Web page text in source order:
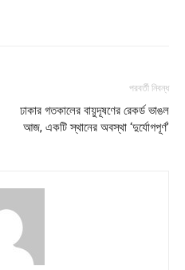
পরবর্তী নিবন্ধ
ঢাকার গতকালের বায়ুদূষণের রেকর্ড ভাঙল
আজ, একটি স্থানের অবস্থা ‘দুর্যোগপূর্ণ’